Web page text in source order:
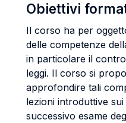
Obiettivi
Il corso ha per
delle competenze
in particolare il
leggi. Il corso si
approfondire tali
lezioni introduttive
successivo esame